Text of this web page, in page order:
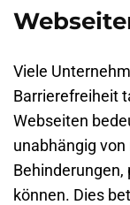
Viele
Barrierefreiheit
Webseiten
unabhängig
können. Dies